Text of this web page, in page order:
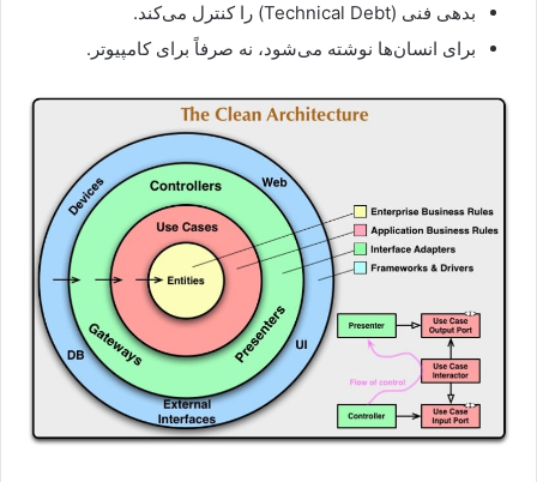
بدهی فنی (Technical Debt) را کنترل می‌کند.
برای انسان‌ها نوشته می‌شود، نه صرفاً برای کامپیوتر.